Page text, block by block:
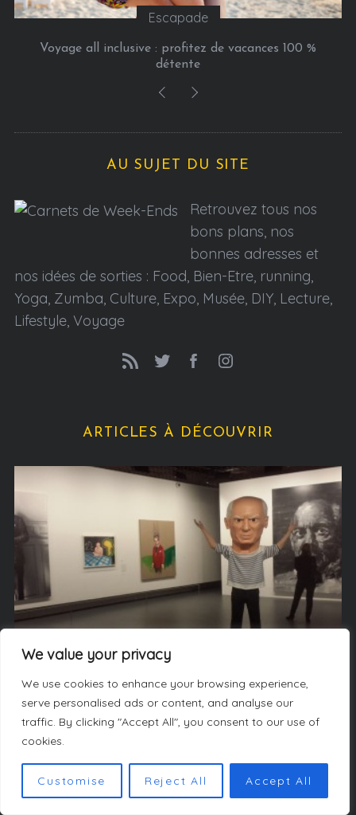
We value your privacy
We use cookies to enhance your browsing experience,
serve personalised ads or content, and analyse our
traffic. By clicking "Accept All", you consent to our use of
cookies.
Customise Reject All Accept All
Escapade
Voyage all inclusive : profitez de vacances 100 %
détente
AU SUJET DU SITE
Retrouvez tous nos
bons plans, nos
bonnes adresses et
nos idées de sorties : Food, Bien-Etre, running,
Yoga, Zumba, Culture, Expo, Musée, DIY, Lecture,
Lifestyle, Voyage
ARTICLES À DÉCOUVRIR
Culture
Picasso Mania